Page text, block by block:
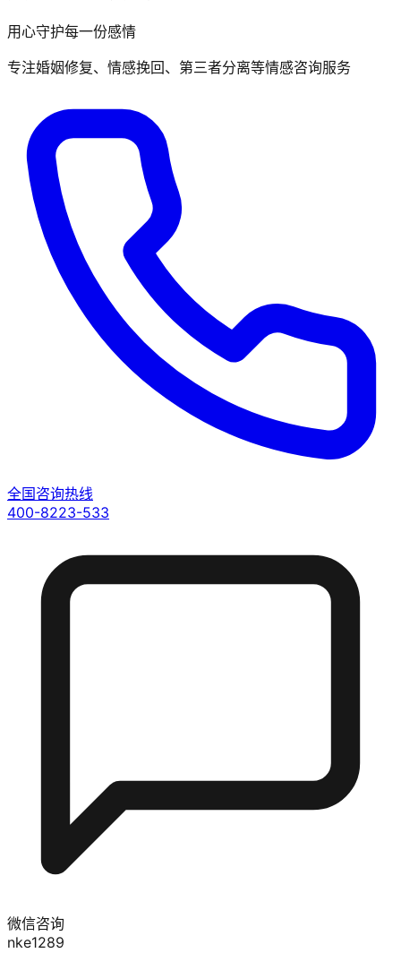
用心守护每一份感情
专注婚姻修复、情感挽回、第三者分离等情感咨询服务
全国咨询热线
400-8223-533
微信咨询
nke1289